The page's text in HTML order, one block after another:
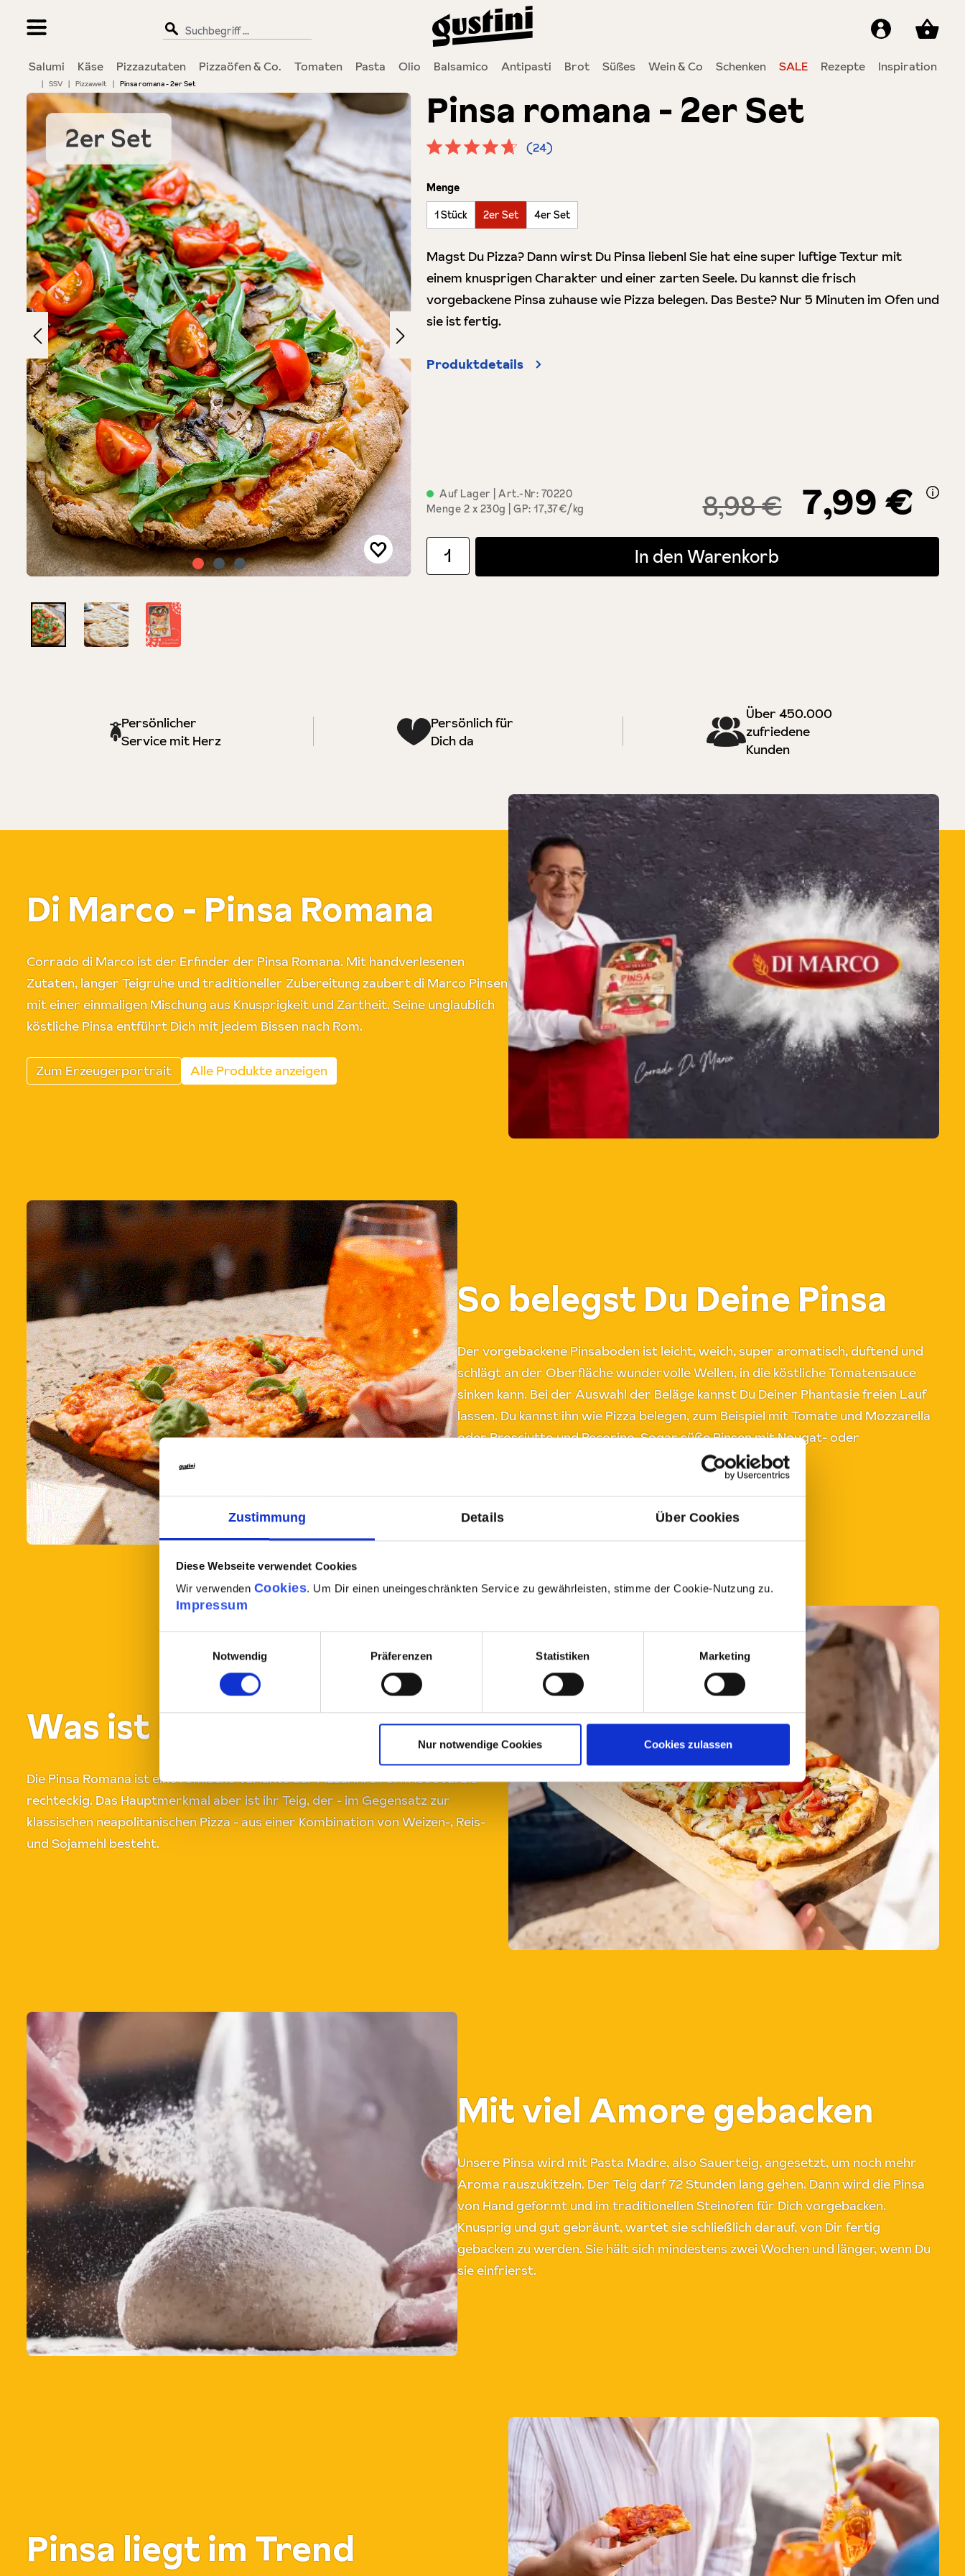
Zustimmung Details Über Cookies
Diese Webseite verwendet Cookies
Wir verwenden Cookies. Um Dir einen uneingeschränkten Service zu gewährleisten, stimme der Cookie-Nutzung zu.
Impressum
Notwendig
Präferenzen Statistiken Marketing
Nur notwendige Cookies Cookies zulassen
Salumi Käse Pizzazutaten Pizzaöfen & Co. Tomaten Pasta Olio Balsamico Antipasti Brot Süßes Wein & Co Schenken SALE Rezepte Inspiration
| SSV | Pizzawelt | Pinsa romana - 2er Set
Bildergalerie überspringen
Auf Lager | Art.-Nr: 70220
Menge 2 x 230g GP: 17,37€/kg 7,99 €
8,98 €
Pinsa romana - 2er Set
(24)
Magst Du Pizza? Dann wirst Du Pinsa lieben! Sie hat eine super luftige Textur mit
einem knusprigen Charakter und einer zarten Seele. Du kannst die frisch
vorgebackene Pinsa zuhause wie Pizza belegen. Das Beste? Nur 5 Minuten im Ofen und
sie ist fertig.
Produktdetails
Mengeauswählen
1 Stück
2er Set 4er Set
Produkt Anzahl: Gib den gewünschten Wert ein oder benutze die Schaltflächen um die Anzahl zu erhöhen oder zu
In den Warenkorb
Persönlicher
Service mit Herz
Persönlich für
Dich da
Über 450.000
zufriedene
Kunden
Di Marco - Pinsa Romana
Corrado di Marco ist der Erfinder der Pinsa Romana. Mit handverlesenen
Zutaten, langer Teigruhe und traditioneller Zubereitung zaubert di Marco Pinsen
mit einer einmaligen Mischung aus Knusprigkeit und Zartheit. Seine unglaublich
köstliche Pinsa entführt Dich mit jedem Bissen nach Rom.
Zum Erzeugerportrait Alle Produkte anzeigen
So belegst Du Deine Pinsa
Der vorgebackene Pinsaboden ist leicht, weich, super aromatisch, duftend und
schlägt an der Oberfläche wundervolle Wellen, in die köstliche Tomatensauce
sinken kann. Bei der Auswahl der Beläge kannst Du Deiner Phantasie freien Lauf
lassen. Du kannst ihn wie Pizza belegen, zum Beispiel mit Tomate und Mozzarella
oder Prosciutto und Pecorino. Sogar süße Pinsen mit Nougat- oder
Was ist Pinsa eigentlich?
Die Pinsa Romana ist eine römische Variante der Pizza. Ihre Form ist oval bis
rechteckig. Das Hauptmerkmal aber ist ihr Teig, der - im Gegensatz zur
klassischen neapolitanischen Pizza - aus einer Kombination von Weizen-, Reis-
und Sojamehl besteht.
Mit viel Amore gebacken
Unsere Pinsa wird mit Pasta Madre, also Sauerteig, angesetzt, um noch mehr
Aroma rauszukitzeln. Der Teig darf 72 Stunden lang gehen. Dann wird die Pinsa
von Hand geformt und im traditionellen Steinofen für Dich vorgebacken.
Knusprig und gut gebräunt, wartet sie schließlich darauf, von Dir fertig
gebacken zu werden. Sie hält sich mindestens zwei Wochen und länger, wenn Du
sie einfrierst.
Pinsa liegt im Trend